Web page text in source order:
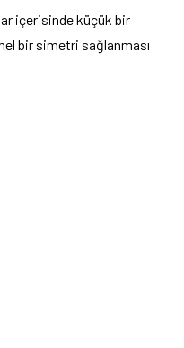
içerisinde küçük bir
bir simetri sağlanması